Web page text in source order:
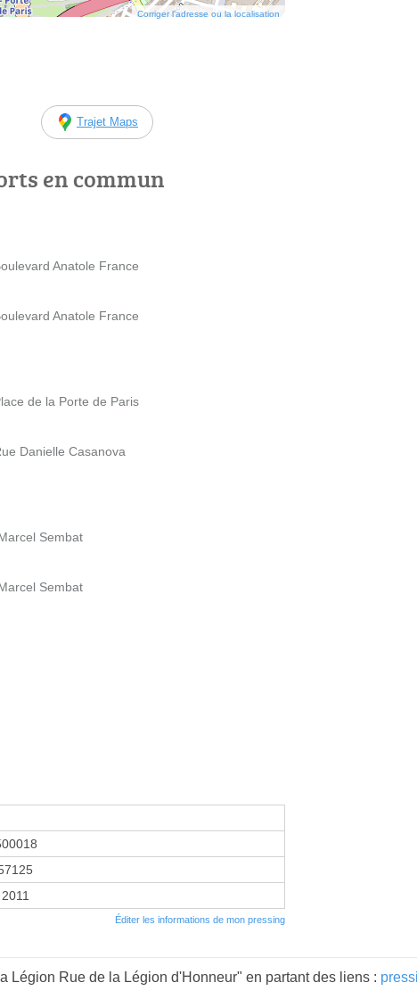
Corriger l’adresse ou la localisation
Trajet Maps
en commun
Anatole France
Anatole France
de la Porte de Paris
Danielle Casanova
Sembat
Sembat
Éditer les informations de mon pressing
Légion Rue de la Légion d'Honneur" en partant des liens :